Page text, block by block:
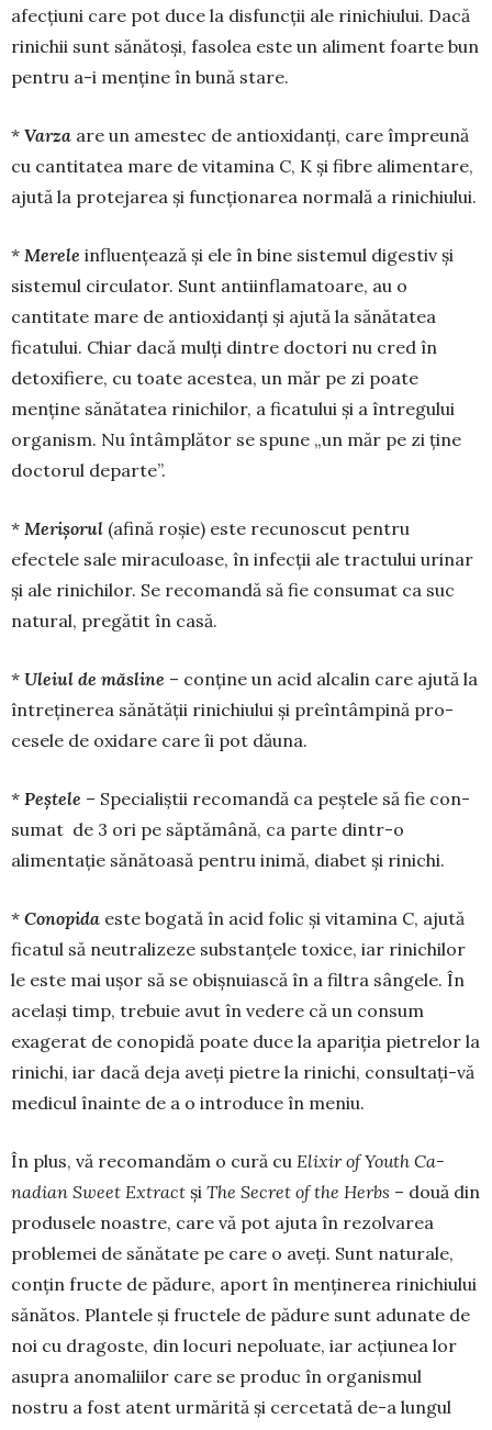
afecţiuni care pot duce la disfuncții ale rini­chiu­lui. Dacă
rinichii sunt sănătoşi, fasolea este un aliment foarte bun
pentru a-i menţine în bună stare.
* Varza are un amestec de antioxidanţi, care împreună
cu cantitatea mare de vitamina C, K şi fibre alimentare,
ajută la protejarea şi funcţio­na­rea normală a rinichiului.
* Merele influenţează și ele în bine sistemul digestiv şi
sistemul circulator. Sunt antiinflama­toare, au o
cantitate mare de antioxidanţi şi ajută la sănătatea
ficatului. Chiar dacă mulţi dintre doctori nu cred în
detoxifiere, cu toate acestea, un măr pe zi poate
menţine sănătatea rini­chilor, a ficatului şi a între­gului
organism. Nu întâm­plă­tor se spune „un măr pe zi ţine
doctorul departe”.
* Merişorul (afină roşie) este recunoscut pentru
efectele sale miraculoase, în infecţii ale tractului urinar
şi ale rini­chilor. Se recomandă să fie con­sumat ca suc
natural, pre­gătit în casă.
* Uleiul de măsline – conține un acid alcalin care ajută la
întreţinerea sănătăţii rinichiului şi preîntâmpină pro­
cesele de oxidare care îi pot dăuna.
* Peştele – Specialiştii recomandă ca peştele să fie con­
sumat de 3 ori pe săptămână, ca parte dintr-o
alimentație sănătoasă pentru inimă, diabet și ri­nichi.
* Conopida este bogată în acid folic şi vita­mina C, ajută
ficatul să neutralizeze substanţele toxice, iar rinichilor
le este mai uşor să se obiş­nuiască în a filtra sângele. În
acelaşi timp, trebuie avut în vedere că un consum
exagerat de cono­pidă poate duce la apariţia pietrelor la
rinichi, iar dacă deja aveţi pietre la rinichi, consultaţi-vă
medicul înainte de a o introduce în meniu.
În plus, vă recomandăm o cură cu Elixir of Youth Ca­
nadian Sweet Extract şi The Secret of the Herbs – două din
produsele noastre, care vă pot ajuta în rezolvarea
problemei de sănătate pe care o aveţi. Sunt naturale,
conțin fructe de pă­dure, aport în menţinerea rinichiului
sănătos. Plantele şi fructele de pădure sunt adunate de
noi cu dragoste, din locuri nepoluate, iar acţiunea lor
asupra anomaliilor care se produc în organismul
nostru a fost atent urmărită şi cercetată de-a lungul